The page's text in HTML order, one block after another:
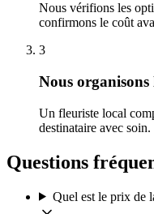
Nous vérifions les
confirmons le coût
3
Nous organisons
Un fleuriste local
destinataire avec soin.
Questions
Quel est le prix de